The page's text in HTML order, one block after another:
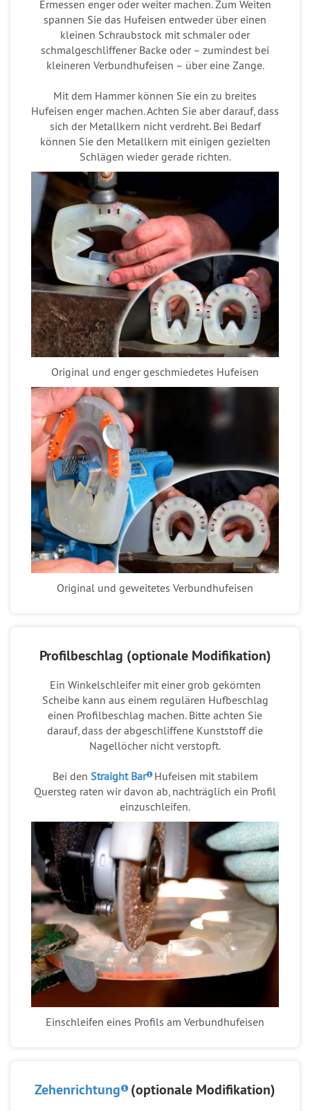
Ermessen enger oder weiter machen. Zum Weiten
spannen Sie das Hufeisen entweder über einen
kleinen Schraubstock mit schmaler oder
schmalgeschliffener Backe oder – zumindest bei
kleineren Verbundhufeisen – über eine Zange.
Mit dem Hammer können Sie ein zu breites
Hufeisen enger machen. Achten Sie aber darauf, dass
sich der Metallkern nicht verdreht. Bei Bedarf
können Sie den Metallkern mit einigen gezielten
Schlägen wieder gerade richten.
Original und enger geschmiedetes Hufeisen
Original und geweitetes Verbundhufeisen
Profilbeschlag (optionale Modifikation)
Ein Winkelschleifer mit einer grob gekörnten
Scheibe kann aus einem regulären Hufbeschlag
einen Profilbeschlag machen. Bitte achten Sie
darauf, dass der abgeschliffene Kunststoff die
Nagellöcher nicht verstopft.
Bei den Straight Bar Hufeisen mit stabilem
Quersteg raten wir davon ab, nachträglich ein Profil
einzuschleifen.
Einschleifen eines Profils am Verbundhufeisen
Zehenrichtung (optionale Modifikation)